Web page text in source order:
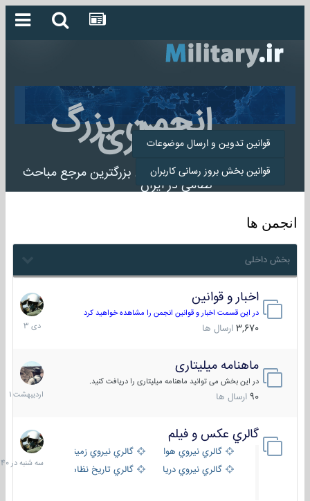
انجمن بزرگ
میلیتاری
انجمن میلیتاری بزرگترین مرجع مباحث
نظامی در ایران
قوانین تدوین و ارسال موضوعات
قوانین بخش بروز رسانی کاربران
انجمن ها
بخش داخلی
اخبار و قوانین
در این قسمت اخبار و قوانین انجمن را مشاهده خواهید کرد
3,670 ارسال ها
22
دی
1403
ماهنامه میلیتاری
در این بخش می توانید ماهنامه میلیتاری را دریافت کنید.
90 ارسال ها
30
1401
گالري عكس و فيلم
گالري نيروي هوايي
گالري نيروي زميني
گالري نيروي دريايي
گالري تاریخ نظامی
سه
شنبه
در